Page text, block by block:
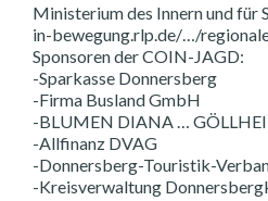
Ministerium des Innern und für
in-bewegung.rlp.de/…/
Sponsoren der COIN-JAGD:
-Sparkasse Donnersberg
-Firma Busland GmbH
-BLUMEN DIANA …
-Allfinanz DVAG
-Donnersberg-Touristik-
-Kreisverwaltung